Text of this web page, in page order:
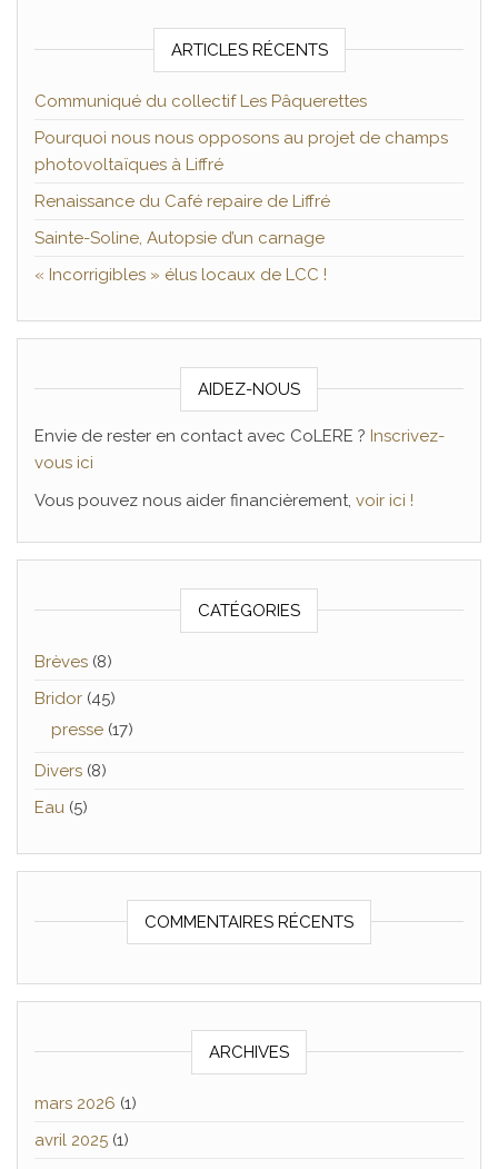
ARTICLES RÉCENTS
Communiqué du collectif Les Pâquerettes
Pourquoi nous nous opposons au projet de champs
photovoltaïques à Liffré
Renaissance du Café repaire de Liffré
Sainte-Soline, Autopsie d’un carnage
« Incorrigibles » élus locaux de LCC !
AIDEZ-NOUS
Envie de rester en contact avec CoLERE ? Inscrivez-
vous ici
Vous pouvez nous aider financièrement, voir ici !
CATÉGORIES
Brèves (8)
Bridor (45)
presse (17)
Divers (8)
Eau (5)
COMMENTAIRES RÉCENTS
ARCHIVES
mars 2026 (1)
avril 2025 (1)